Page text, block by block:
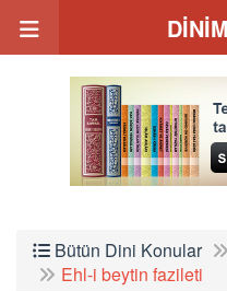
Bütün Dini Konular
Ehl-i beytin fazileti